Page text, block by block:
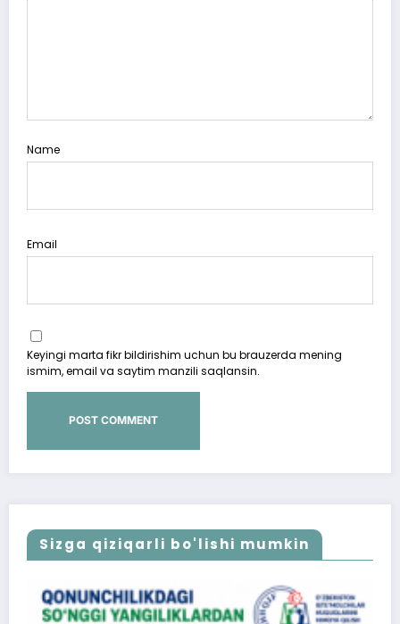
Name
Email
Keyingi marta fikr bildirishim uchun bu brauzerda mening
ismim, email va saytim manzili saqlansin.
Sizga qiziqarli bo'lishi mumkin